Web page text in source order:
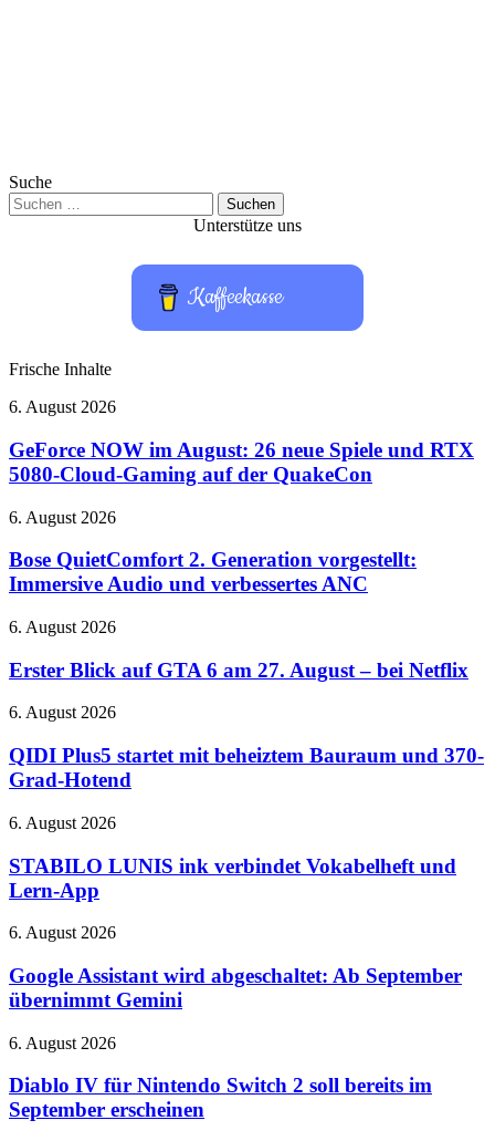
Suche
Suchen
nach:
Unterstütze uns
Kaffeekasse
Frische Inhalte
GeForce
im
August:
26
Spiele
RTX
5080-
Gaming
der
QuakeCon
6. August 2026
GeForce NOW im August: 26 neue Spiele und RTX
5080-Cloud-Gaming auf der QuakeCon
Bose
2.
Generation
vorgestellt:
Audio
verbessertes
6. August 2026
Bose QuietComfort 2. Generation vorgestellt:
Immersive Audio und verbessertes ANC
Erster
auf
GTA
6
27.
August
–
Netflix
6. August 2026
Erster Blick auf GTA 6 am 27. August – bei Netflix
QIDI
startet
mit
beheiztem
und
Grad-
Hotend
6. August 2026
QIDI Plus5 startet mit beheiztem Bauraum und 370-
Grad-Hotend
STABILO
ink
verbindet
Vokabelheft
Lern-
6. August 2026
STABILO LUNIS ink verbindet Vokabelheft und
Lern-App
Google
wird
abgeschaltet:
Ab
übernimmt
6. August 2026
Google Assistant wird abgeschaltet: Ab September
übernimmt Gemini
Diablo
für
Nintendo
Switch
6. August 2026
Diablo IV für Nintendo Switch 2 soll bereits im
September erscheinen